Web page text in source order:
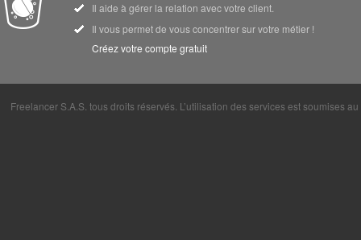
Il aide à gérer la relation avec votre client.
Il vous permet de vous concentrer sur votre métier !
Créez votre compte gratuit
Freelancer S.A.S. tous droits réservés. L’utilisation des services est soumises